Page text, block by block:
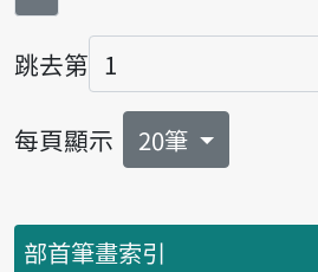
跳去第
頁碼
每頁顯示 20筆
部首筆畫索引